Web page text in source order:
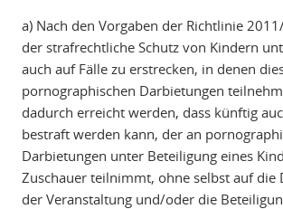
a) Nach den Vorgaben der Richtlinie
der strafrechtliche Schutz von Kindern
auch auf Fälle zu erstrecken, in denen
pornographischen Darbietungen
dadurch erreicht werden, dass künftig
bestraft werden kann, der an
Darbietungen unter Beteiligung eines
Zuschauer teilnimmt, ohne selbst auf die
der Veranstaltung und/oder die